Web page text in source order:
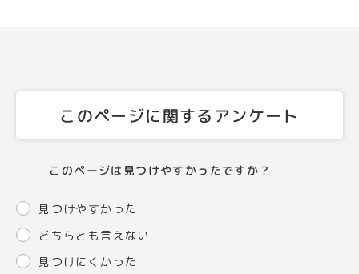
このページに関するアンケート
このページは見つけやすかったですか？
見つけやすかった
どちらとも言えない
見つけにくかった